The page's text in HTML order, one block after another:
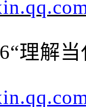
6“理解